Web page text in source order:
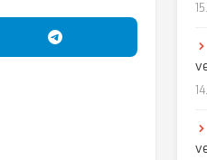
Telegram'da Paylaş